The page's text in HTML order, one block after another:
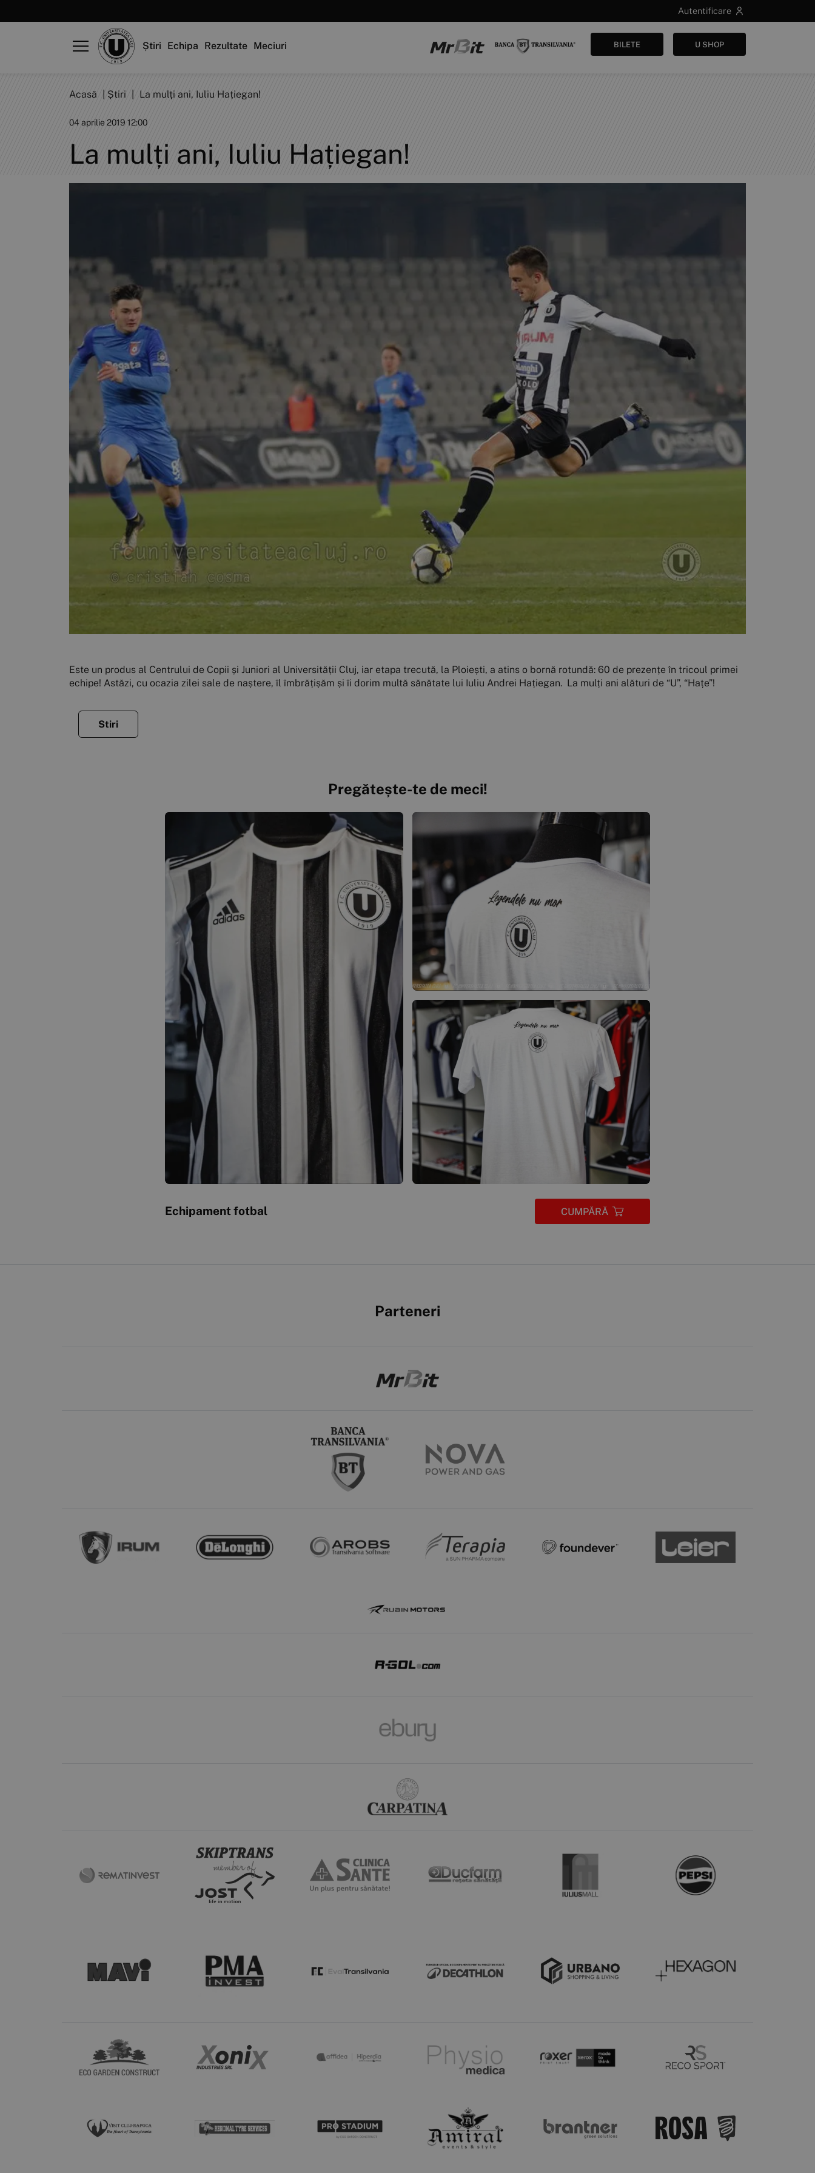
Autentificare
Știri Echipa Rezultate Meciuri BILETE U SHOP
Acasă Știri La mulți ani, Iuliu Hațiegan!
04 aprilie 2019 12:00
La mulți ani, Iuliu Hațiegan!
Este un produs al Centrului de Copii și Juniori al Universității Cluj, iar etapa trecută, la Ploiești, a atins o bornă rotundă: 60 de prezențe în tricoul primei
echipe! Astăzi, cu ocazia zilei sale de naștere, îl îmbrățișăm și îi dorim multă sănătate lui Iuliu Andrei Hațiegan. La mulți ani alături de “U”, “Hațe”!
Stiri
Pregătește-te de meci!
Echipament fotbal CUMPĂRĂ
Parteneri